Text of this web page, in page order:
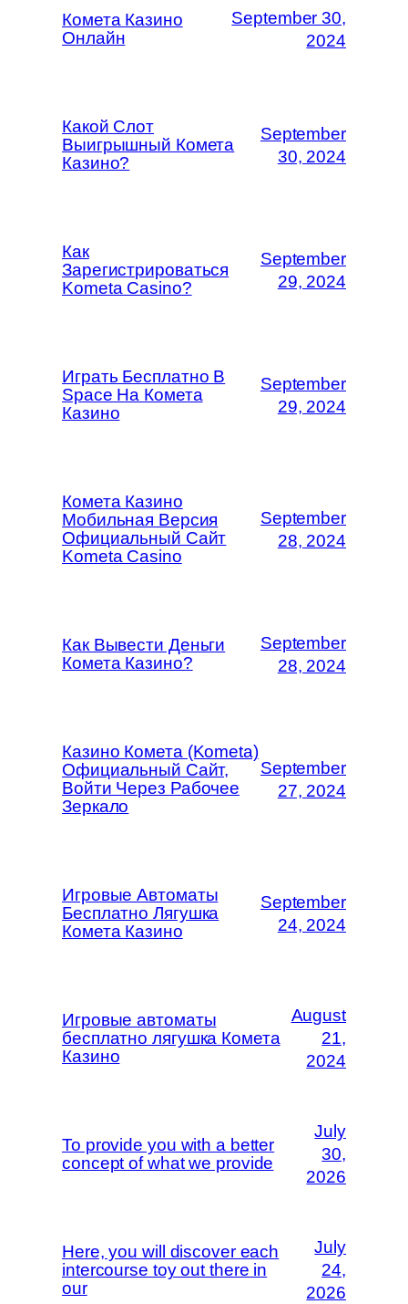
Комета Казино
Онлайн
September 30,
2024
Какой Слот
Выигрышный Комета
Казино?
September
30, 2024
Как
Зарегистрироваться
Kometa Casino?
September
29, 2024
Играть Бесплатно В
Space На Комета
Казино
September
29, 2024
Комета Казино
Мобильная Версия
Официальный Сайт
Kometa Casino
September
28, 2024
Как Вывести Деньги
Комета Казино?
September
28, 2024
Казино Комета (Kometa)
Официальный Сайт,
Войти Через Рабочее
Зеркало
September
27, 2024
Игровые Автоматы
Бесплатно Лягушка
Комета Казино
September
24, 2024
Игровые автоматы
бесплатно лягушка Комета
Казино
August
21,
2024
To provide you with a better
concept of what we provide
July
30,
2026
Here, you will discover each
intercourse toy out there in
our
July
24,
2026